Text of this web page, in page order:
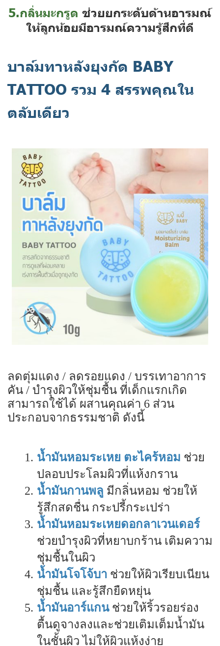
5.กลิ่นมะกรูด ช่วยยกระดับด้านอารมณ์
ให้ลูกน้อยมีอารมณ์ความรู้สึกที่ดี
บาล์มทาหลังยุงกัด BABY
TATTOO รวม 4 สรรพคุณใน
ตลับเดียว
ลดตุ่มแดง / ลดรอยแดง / บรรเทาอาการ
คัน / บำรุงผิวให้ชุ่มชื้น ที่เด็กแรกเกิด
สามารถใช้ได้ ผสานคุณค่า 6 ส่วน
ประกอบจากธรรมชาติ ดังนี้
น้ำมันหอมระเหย ตะไคร้หอม ช่วย
ปลอบประโลมผิวที่แห้งกราน
น้ำมันกานพลู มีกลิ่นหอม ช่วยให้
รู้สึกสดชื่น กระปรี้กระเปร่า
น้ำมันหอมระเหยดอกลาเวนเดอร์
ช่วยบำรุงผิวที่หยาบกร้าน เติมความ
ชุ่มชื้นในผิว
น้ำมันโจโจ้บาช่วยให้ผิวเรียบเนียน
ชุ่มชื้น และรู้สึกยืดหยุ่น
น้ำมันอาร์แกนช่วยให้ริ้วรอยร่อง
ตื้นดูจางลงและช่วยเติมเต็มน้ำมัน
ในชั้นผิว ไม่ให้ผิวแห้งง่าย